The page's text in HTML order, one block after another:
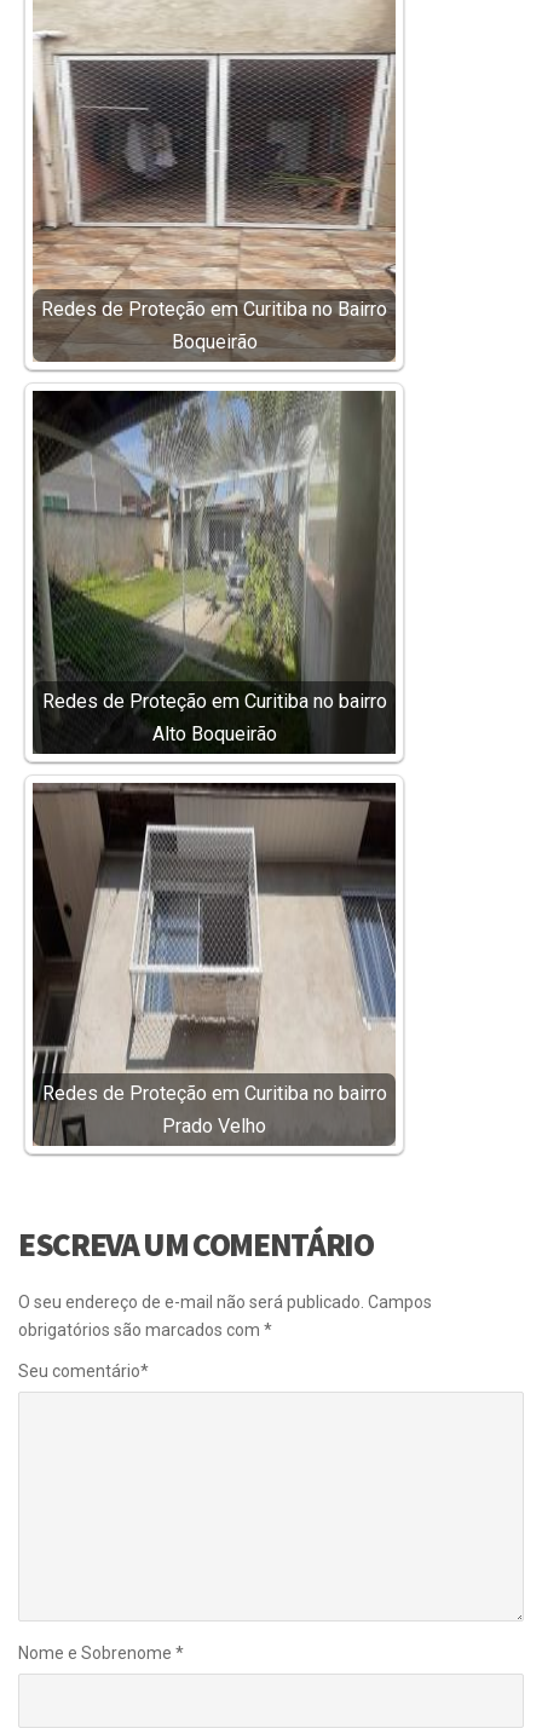
Redes de Proteção em Curitiba no Bairro
Boqueirão
Redes de Proteção em Curitiba no bairro
Alto Boqueirão
Redes de Proteção em Curitiba no bairro
Prado Velho
ESCREVA UM COMENTÁRIO
O seu endereço de e-mail não será publicado. Campos
obrigatórios são marcados com *
Seu comentário*
Nome e Sobrenome *